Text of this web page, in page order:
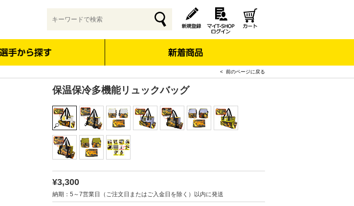
< 前のページに戻る
保温保冷多機能リュックバッグ
¥3,300
納期：5～7営業日（ご注文日またはご入金日を除く）以内に発送